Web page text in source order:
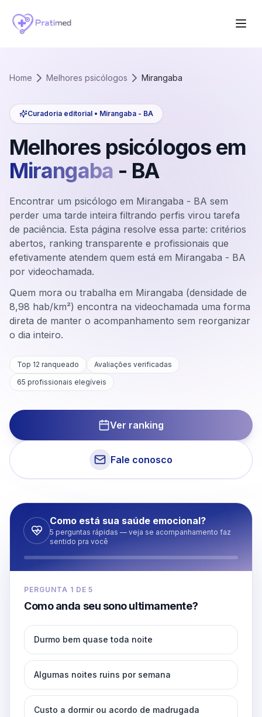
Home Melhores psicólogos Mirangaba
Curadoria editorial • Mirangaba - BA
Melhores psicólogos em
Mirangaba - BA
Encontrar um psicólogo em Mirangaba - BA sem
perder uma tarde inteira filtrando perfis virou tarefa
de paciência. Esta página resolve essa parte: critérios
abertos, ranking transparente e profissionais que
efetivamente atendem quem está em Mirangaba - BA
por videochamada.
Quem mora ou trabalha em Mirangaba (densidade de
8,98 hab/km²) encontra na videochamada uma forma
direta de manter o acompanhamento sem reorganizar
o dia inteiro.
Top 12 ranqueado
Avaliações verificadas
65 profissionais elegíveis
Ver ranking
Fale conosco
Como está sua saúde emocional?
5 perguntas rápidas — veja se acompanhamento faz
sentido pra você
PERGUNTA 1 DE5
Como anda seu sono ultimamente?
Durmo bem quase toda noite
Algumas noites ruins por semana
Custo a dormir ou acordo de madrugada